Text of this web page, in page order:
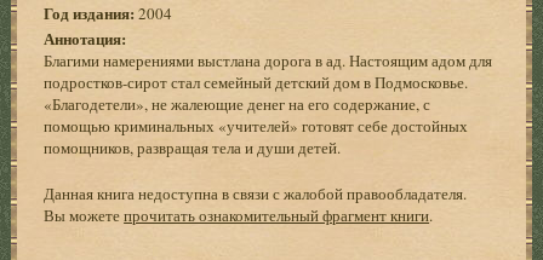
Год издания: 2004
Аннотация:
Благими намерениями выстлана дорога в ад. Настоящим адом для
подростков-сирот стал семейный детский дом в Подмосковье.
«Благодетели», не жалеющие денег на его содержание, с
помощью криминальных «учителей» готовят себе достойных
помощников, развращая тела и души детей.
Данная книга недоступна в связи с жалобой правообладателя.
Вы можетепрочитать ознакомительный фрагмент книги.